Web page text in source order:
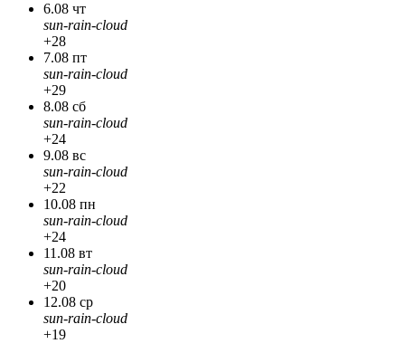
6.08 чт
sun-rain-cloud
+28
7.08 пт
sun-rain-cloud
+29
8.08 сб
sun-rain-cloud
+24
9.08 вс
sun-rain-cloud
+22
10.08 пн
sun-rain-cloud
+24
11.08 вт
sun-rain-cloud
+20
12.08 ср
sun-rain-cloud
+19